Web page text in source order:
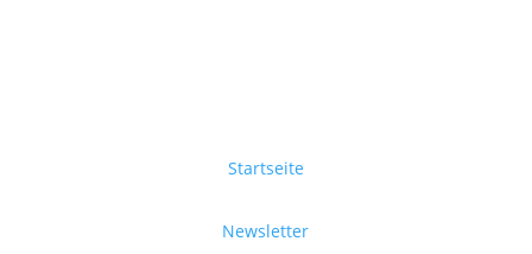
Startseite
Newsletter